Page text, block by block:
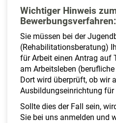
Wichtiger Hinweis
Bewerbungsverfahren:
Sie müssen bei der
(Rehabilitationsberatung)
für Arbeit einen Antrag auf
am Arbeitsleben
Dort wird überprüft, ob wir
Ausbildungseinrichtung für
Sollte dies der Fall sein,
Sie bei uns anmelden und